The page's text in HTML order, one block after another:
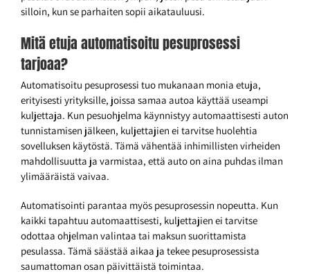
silloin, kun se parhaiten sopii aikatauluusi.
Mitä etuja automatisoitu pesuprosessi
tarjoaa?
Automatisoitu pesuprosessi tuo mukanaan monia etuja,
erityisesti yrityksille, joissa samaa autoa käyttää useampi
kuljettaja. Kun pesuohjelma käynnistyy automaattisesti auton
tunnistamisen jälkeen, kuljettajien ei tarvitse huolehtia
sovelluksen käytöstä. Tämä vähentää inhimillisten virheiden
mahdollisuutta ja varmistaa, että auto on aina puhdas ilman
ylimääräistä vaivaa.
Automatisointi parantaa myös pesuprosessin nopeutta. Kun
kaikki tapahtuu automaattisesti, kuljettajien ei tarvitse
odottaa ohjelman valintaa tai maksun suorittamista
pesulassa. Tämä säästää aikaa ja tekee pesuprosessista
saumattoman osan päivittäistä toimintaa.